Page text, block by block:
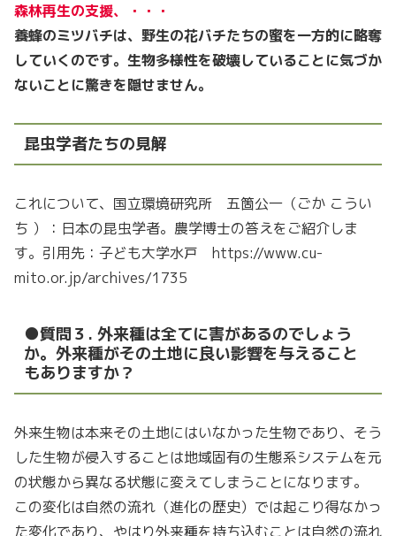
森林再生の支援、・・・
養蜂のミツバチは、野生の花バチたちの蜜を一方的に略奪
していくのです。生物多様性を破壊していることに気づか
ないことに驚きを隠せません。
昆虫学者たちの見解
これについて、国立環境研究所 五箇公一（ごか こうい
ち ）：日本の昆虫学者。農学博士の答えをご紹介しま
す。引用先：子ども大学水戸 https://www.cu-
mito.or.jp/archives/1735
●質問３. 外来種は全てに害があるのでしょう
か。外来種がその土地に良い影響を与えること
もありますか？
外来生物は本来その土地にはいなかった生物であり、そう
した生物が侵入することは地域固有の生態系システムを元
の状態から異なる状態に変えてしまうことになります。
この変化は自然の流れ（進化の歴史）では起こり得なかっ
た変化であり、やはり外来種を持ち込むことは自然の流れ